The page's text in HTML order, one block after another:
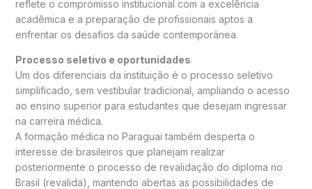
reflete o compromisso institucional com a excelência
acadêmica e a preparação de profissionais aptos a
enfrentar os desafios da saúde contemporânea.
Processo seletivo e oportunidades
Um dos diferenciais da instituição é o processo seletivo
simplificado, sem vestibular tradicional, ampliando o acesso
ao ensino superior para estudantes que desejam ingressar
na carreira médica.
A formação médica no Paraguai também desperta o
interesse de brasileiros que planejam realizar
posteriormente o processo de revalidação do diploma no
Brasil (revalida), mantendo abertas as possibilidades de